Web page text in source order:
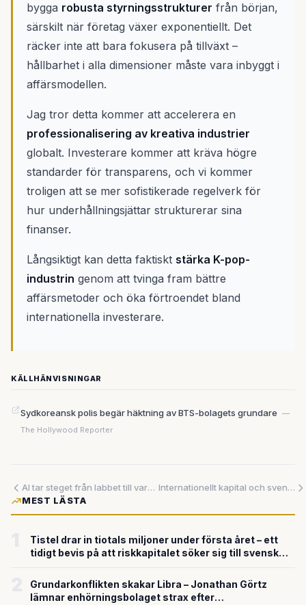
bygga robusta styrningsstrukturer från början,
särskilt när företag växer exponentiellt. Det
räcker inte att bara fokusera på tillväxt –
hållbarhet i alla dimensioner måste vara inbyggt i
affärsmodellen.
Jag tror detta kommer att accelerera en
professionalisering av kreativa industrier
globalt. Investerare kommer att kräva högre
standarder för transparens, och vi kommer
troligen att se mer sofistikerade regelverk för
hur underhållningsjättar strukturerar sina
finanser.
Långsiktigt kan detta faktiskt stärka K-pop-
industrin genom att tvinga fram bättre
affärsmetoder och öka förtroendet bland
internationella investerare.
KÄLLHÄNVISNINGAR
Sydkoreansk polis begär häktning av BTS-bolagets grundare —
The Hollywood Reporter
AI tar steget från labbet till vardagen – så förändras trafiken och rymden
Internationellt kapital och svenska förvärv – från robotrevolution till miljarduppköp
MEST LÄSTA
Tistel drar in tiotals miljoner under första året – ett
tidigt bevis på att riskkapitalet söker sig till svensk
Grundarkonflikten skakar Libra – Jonathan Görtz
lämnar enhörningsbolaget strax efter